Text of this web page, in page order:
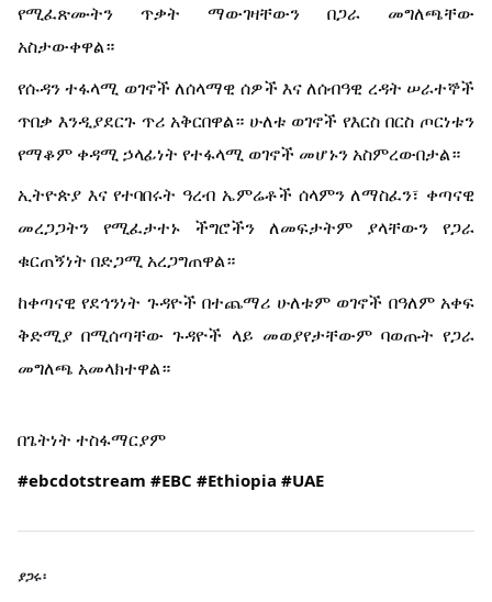
የሚፈጽሙትን ጥቃት ማውገዛቸውን በጋራ መግለጫቸው
አስታውቀዋል።
የሱዳን ተፋላሚ ወገኖች ለሰላማዊ ሰዎች እና ለሰብዓዊ ረዳት ሠራተኞች
ጥበቃ እንዲያደርጉ ጥሪ አቅርበዋል። ሁለቱ ወገኖች የእርስ በርስ ጦርነቱን
የማቆም ቀዳሚ ኃላፊነት የተፋላሚ ወገኖች መሆኑን አስምረውበታል።
ኢትዮጵያ እና የተባበሩት ዓረብ ኤምሬቶች ሰላምን ለማስፈን፣ ቀጣናዊ
መረጋጋትን የሚፈታተኑ ችግሮችን ለመፍታትም ያላቸውን የጋራ
ቁርጠኝነት በድጋሚ አረጋግጠዋል።
ከቀጣናዊ የደኅንነት ጉዳዮች በተጨማሪ ሁለቱም ወገኖች በዓለም አቀፍ
ቅድሚያ በሚሰጣቸው ጉዳዮች ላይ መወያየታቸውም ባወጡት የጋራ
መግለጫ አመላክተዋል።
በጌትነት ተስፋማርያም
#ebcdotstream #EBC #Ethiopia #UAE
ያጋሩ፡